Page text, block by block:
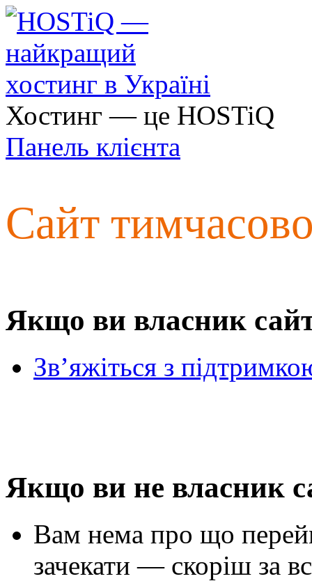
Хостинг — це HOSTiQ
Панель клієнта
Сайт
Якщо ви власник
Зв’яжіться з
Якщо ви не власник
Вам нема про що
зачекати — скоріш за